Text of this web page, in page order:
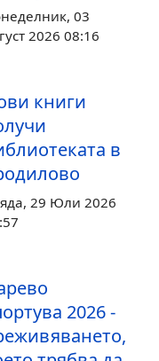
03
2026 08:16
книги
в
29 Юли 2026
2026 -